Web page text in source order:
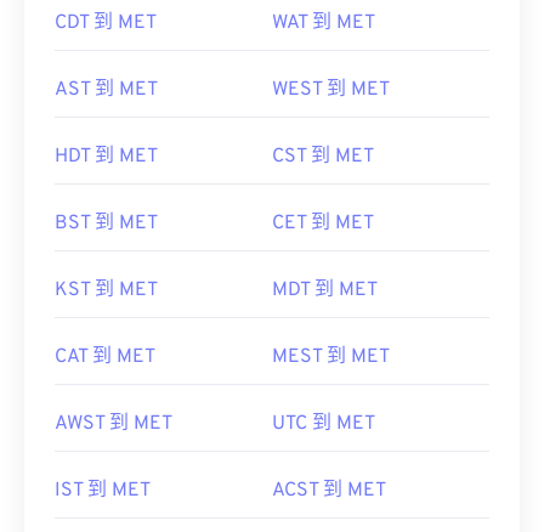
CDT 到 MET WAT 到 MET
AST 到 MET WEST 到 MET
HDT 到 MET CST 到 MET
BST 到 MET CET 到 MET
KST 到 MET MDT 到 MET
CAT 到 MET MEST 到 MET
AWST 到 MET UTC 到 MET
IST 到 MET ACST 到 MET